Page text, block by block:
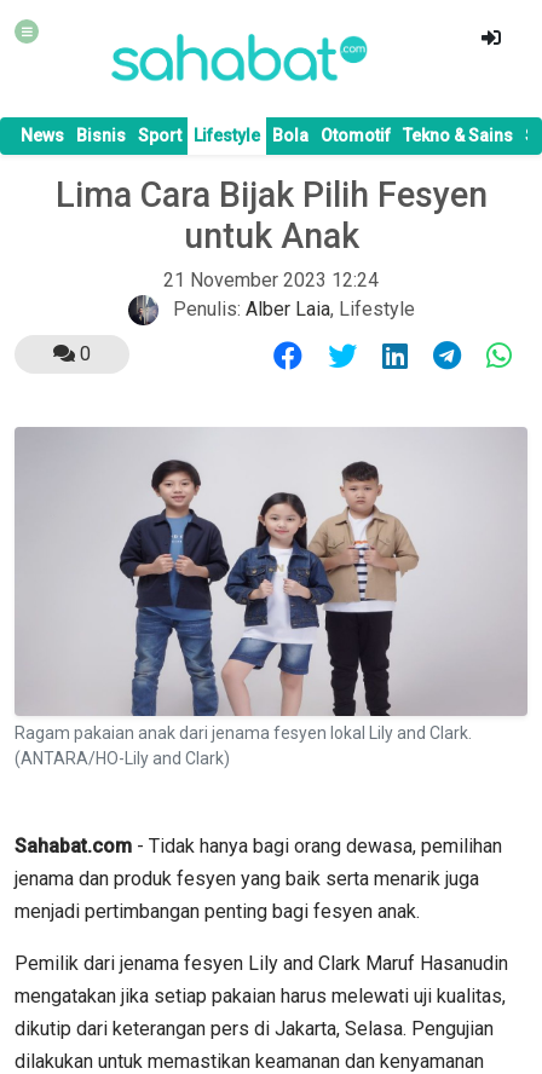
News Bisnis Sport Lifestyle Bola Otomotif Tekno & Sains
Lima Cara Bijak Pilih Fesyen
untuk Anak
21 November 2023 12:24
Penulis: Alber Laia, Lifestyle
0
Ragam pakaian anak dari jenama fesyen lokal Lily and Clark.
(ANTARA/HO-Lily and Clark)
Sahabat.com - Tidak hanya bagi orang dewasa, pemilihan
jenama dan produk fesyen yang baik serta menarik juga
menjadi pertimbangan penting bagi fesyen anak.
Pemilik dari jenama fesyen Lily and Clark Maruf Hasanudin
mengatakan jika setiap pakaian harus melewati uji kualitas,
dikutip dari keterangan pers di Jakarta, Selasa. Pengujian
dilakukan untuk memastikan keamanan dan kenyamanan